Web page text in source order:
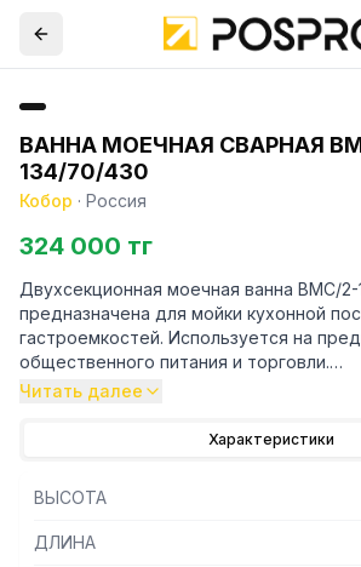
ВАННА МОЕЧНАЯ СВАРНАЯ
134/70/430
Кобор · Россия
324 000 тг
Двухсекционная моечная ванна ВМС/
предназначена для мойки кухонной
гастроемкостей. Используется на
общественного питания и торговли.
– Устойчивость к агрессивным
влаге
– Опоры с регулируемыми ножками
Читать далее
Характеристики
ВЫСОТА
ДЛИНА